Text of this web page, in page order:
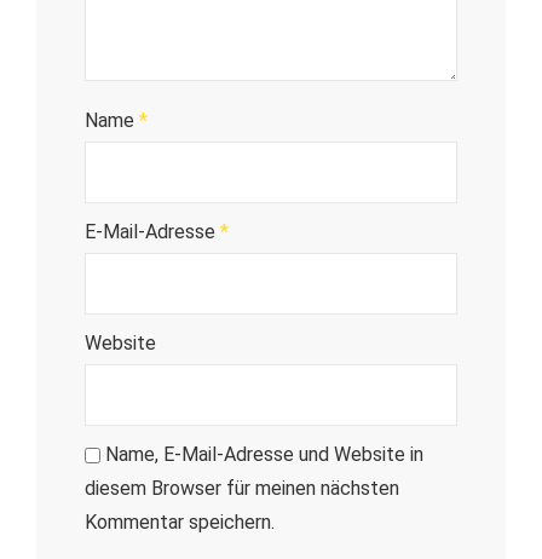
Name *
E-Mail-Adresse *
Website
Name, E-Mail-Adresse und Website in
diesem Browser für meinen nächsten
Kommentar speichern.